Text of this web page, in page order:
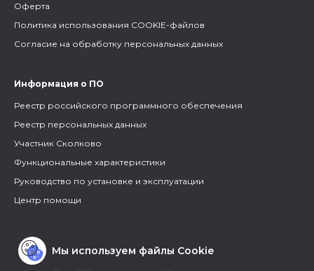
Оферта
Политика использования COOKIE-файлов
Согласие на обработку персональных данных
Информация о ПО
Реестр российского программного обеспечения
Реестр персональных данных
Участник Сколково
Функциональные характеристики
Руководство по установке и эксплуатации
Центр помощи
Мы используем файлы Cookie